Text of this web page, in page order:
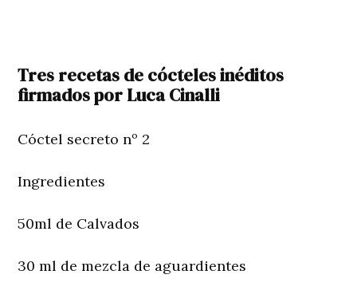
Tres recetas de cócteles inéditos
firmados por Luca Cinalli
Cóctel secreto nº 2
Ingredientes
50ml de Calvados
30 ml de mezcla de aguardientes